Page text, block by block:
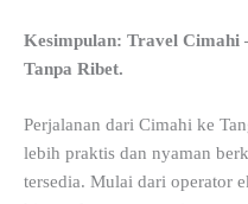
Kesimpulan: Travel Cimahi
Tanpa Ribet.
Perjalanan dari Cimahi ke
lebih praktis dan nyaman
tersedia. Mulai dari operator